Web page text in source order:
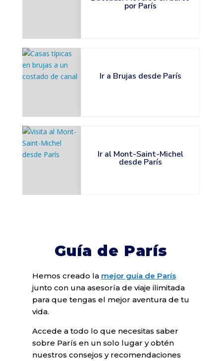
por París
Ir a Brujas desde París
Ir al Mont-Saint-Michel
desde París
Guía de París
Hemos creado la mejor guía de París
junto con una asesoría de viaje ilimitada
para que tengas el mejor aventura de tu
vida.
Accede a todo lo que necesitas saber
sobre París en un solo lugar y obtén
nuestros consejos y recomendaciones